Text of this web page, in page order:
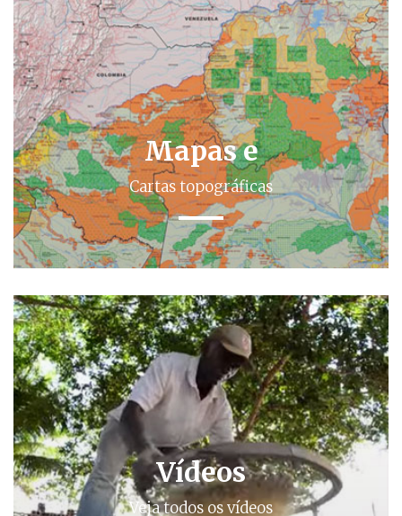
Mapas e
Cartas topográficas
Vídeos
Veja todos os vídeos